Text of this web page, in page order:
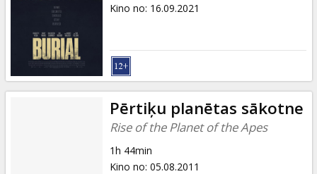
Kino no: 16.09.2021
Pērtiķu planētas sākotne
Rise of the Planet of the Apes
1h 44min
Kino no: 05.08.2011